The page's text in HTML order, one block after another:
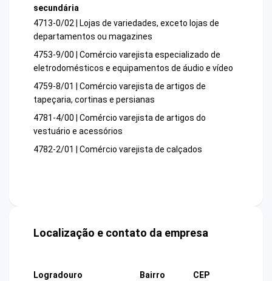
secundária
4713-0/02 | Lojas de variedades, exceto lojas de
departamentos ou magazines
4753-9/00 | Comércio varejista especializado de
eletrodomésticos e equipamentos de áudio e vídeo
4759-8/01 | Comércio varejista de artigos de
tapeçaria, cortinas e persianas
4781-4/00 | Comércio varejista de artigos do
vestuário e acessórios
4782-2/01 | Comércio varejista de calçados
Localização e contato da empresa
Logradouro
Bairro
CEP